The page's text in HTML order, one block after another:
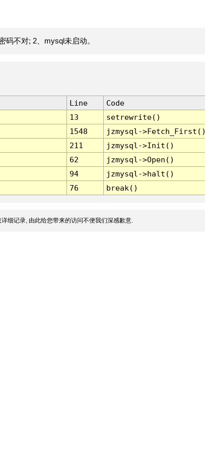
码不对; 2、mysql未启动。
Line
Code
13
setrewrite()
1548
jzmysql-
211
jzmysql->Init()
62
jzmysql->Open()
94
jzmysql->halt()
76 break()
细记录, 由此给您带来的访问不便我们深感歉意.